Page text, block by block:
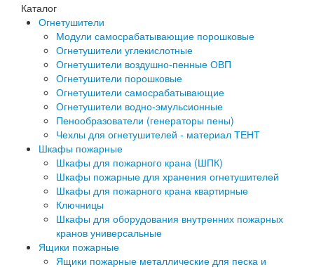
Каталог
Огнетушители
Модули самосрабатывающие порошковые
Огнетушители углекислотные
Огнетушители воздушно-пенные ОВП
Огнетушители порошковые
Огнетушители самосрабатывающие
Огнетушители водно-эмульсионные
Пенообразователи (генераторы пены)
Чехлы для огнетушителей - материал ТЕНТ
Шкафы пожарные
Шкафы для пожарного крана (ШПК)
Шкафы пожарные для хранения огнетушителей
Шкафы для пожарного крана квартирные
Ключницы
Шкафы для оборудования внутренних пожарных
кранов универсальные
Ящики пожарные
Ящики пожарные металлические для песка и